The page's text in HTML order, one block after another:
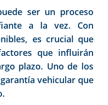
ser un proceso
a la vez. Con
es crucial que
que influirán
plazo. Uno de los
vehicular que